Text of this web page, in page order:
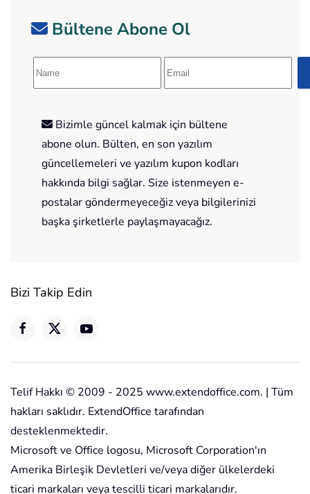
Bültene Abone Ol
Bizimle güncel kalmak için bültene
abone olun. Bülten, en son yazılım
güncellemeleri ve yazılım kupon kodları
hakkında bilgi sağlar. Size istenmeyen e-
postalar göndermeyeceğiz veya bilgilerinizi
başka şirketlerle paylaşmayacağız.
Bizi Takip Edin
Telif Hakkı © 2009 - 2025 www.extendoffice.com. | Tüm
hakları saklıdır. ExtendOffice tarafından
desteklenmektedir.
Microsoft ve Office logosu, Microsoft Corporation'ın
Amerika Birleşik Devletleri ve/veya diğer ülkelerdeki
ticari markaları veya tescilli ticari markalarıdır.